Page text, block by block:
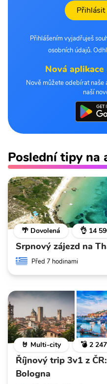
Přihlásit
Přihlášením vyjadřuješ
osobních údajů.
Nová
Nově můžete odebírat
naší
Poslední tipy na
🌴 Dovolená 👌 14
Srpnový zájezd na
Před 7 hodinami
🤘 Multi-city 💣 2
Říjnový trip 3v1 z
Bologna